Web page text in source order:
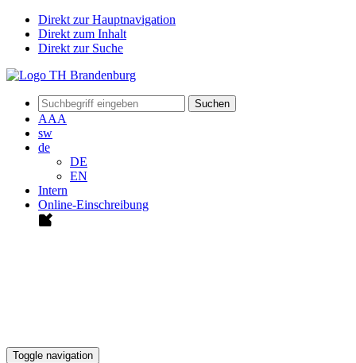
Direkt zur Hauptnavigation
Direkt zum Inhalt
Direkt zur Suche
Suchen
AAA
sw
de
DE
EN
Intern
Online-Einschreibung
Toggle navigation